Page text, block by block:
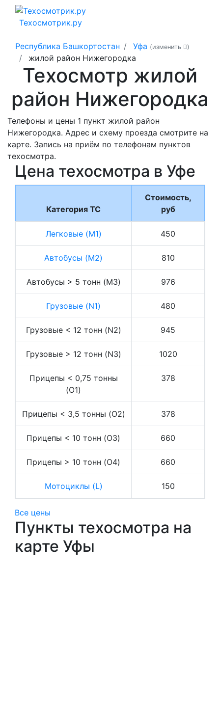
Техосмотрик.ру
Республика Башкортостан Уфа (изменить )
жилой район Нижегородка
Техосмотр жилой
район Нижегородка
Телефоны и цены 1 пункт жилой район
Нижегородка. Адрес и схему проезда смотрите на
карте. Запись на приём по телефонам пунктов
техосмотра.
Цена техосмотра в Уфе
Категория ТС
Стоимость,
руб
Легковые (M1) 450
Автобусы (M2) 810
Автобусы > 5 тонн (M3) 976
Грузовые (N1) 480
Грузовые < 12 тонн (N2) 945
Грузовые > 12 тонн (N3) 1020
Прицепы < 0,75 тонны
(O1)
378
Прицепы < 3,5 тонны (O2) 378
Прицепы < 10 тонн (O3) 660
Прицепы > 10 тонн (O4) 660
Мотоциклы (L) 150
Все цены
Пункты техосмотра на
карте Уфы